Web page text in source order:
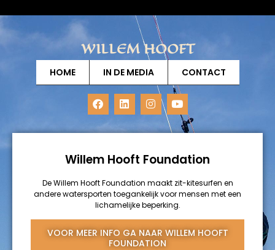
WILLEM HOOFT
HOME IN DE MEDIA CONTACT
Willem Hooft Foundation
De Willem Hooft Foundation maakt zit-kitesurfen en
andere watersporten toegankelijk voor mensen met een
lichamelijke beperking.
VOOR MEER INFO GA NAAR WILLEM HOOFT
FOUNDATION